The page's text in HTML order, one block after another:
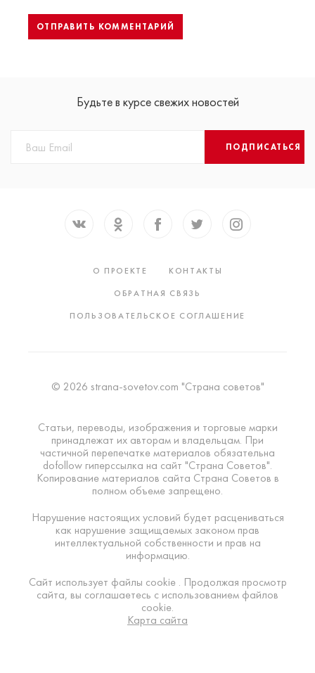
Будьте в курсе свежих новостей
ПОДПИСАТЬСЯ
О ПРОЕКТЕ
КОНТАКТЫ
ОБРАТНАЯ СВЯЗЬ
ПОЛЬЗОВАТЕЛЬСКОЕ СОГЛАШЕНИЕ
© 2026 strana-sovetov.com "Страна советов"
Статьи, переводы, изображения и торговые марки
принадлежат их авторам и владельцам. При
частичной перепечатке материалов обязательна
dofollow гиперссылка на сайт "Страна Советов".
Копирование материалов сайта Страна Советов в
полном объеме запрещено.
Нарушение настоящих условий будет расцениваться
как нарушение защищаемых законом прав
интеллектуальной собственности и прав на
информацию.
Сайт использует файлы cookie . Продолжая просмотр
сайта, вы соглашаетесь с использованием файлов
cookie.
Карта сайта